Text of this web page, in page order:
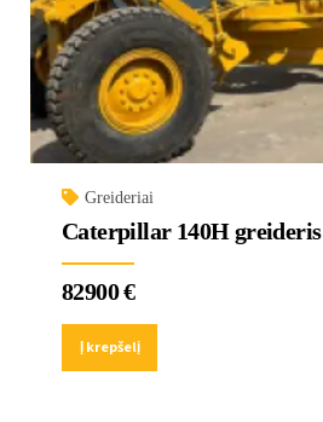
Greideriai
Caterpillar 140H greideris
82900€
Į krepšelį